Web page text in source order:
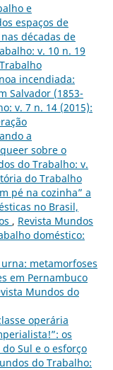
e
espaços de
décadas de
v. 10 n. 19
incendiada:
Salvador (1853-
v. 7 n. 14 (2015):
a
sobre o
do Trabalho: v.
do Trabalho
pé na cozinha” a
no Brasil,
, Revista Mundos
doméstico:
metamorfoses
em Pernambuco
Mundos do
operária
os
Sul e o esforço
do Trabalho: